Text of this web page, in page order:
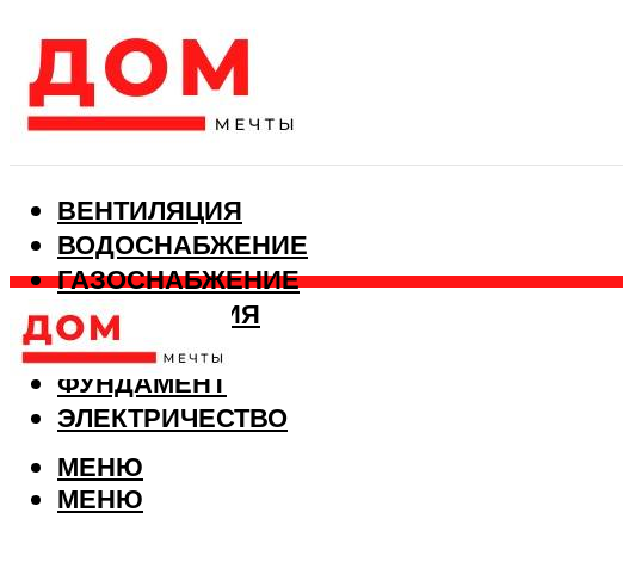
ВЕНТИЛЯЦИЯ
ВОДОСНАБЖЕНИЕ
ГАЗОСНАБЖЕНИЕ
КАНАЛИЗАЦИЯ
ОТОПЛЕНИЕ
ФУНДАМЕНТ
ЭЛЕКТРИЧЕСТВО
МЕНЮ
МЕНЮ